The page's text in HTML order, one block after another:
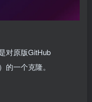
对原版GitHub
一个克隆。